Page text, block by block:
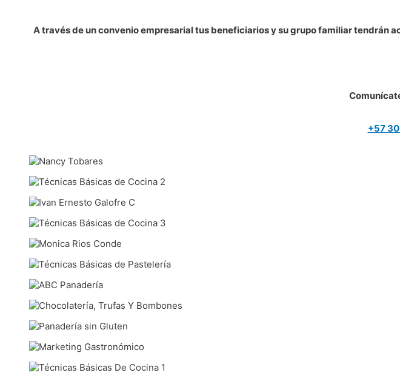
A través de un convenio empresarial tus beneficiarios y su grupo familiar tendrán
+57